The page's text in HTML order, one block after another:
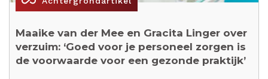
Maaike van der Mee en Gracita Linger over
verzuim: ‘Goed voor je personeel zorgen is
de voorwaarde voor een gezonde praktijk’